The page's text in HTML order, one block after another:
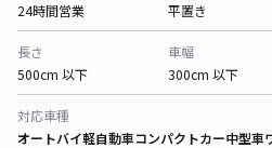
24時間営業
平置き
長さ
500cm 以下
車幅
300cm 以下
対応車種
オートバイ軽自動車コンパクトカー中型車